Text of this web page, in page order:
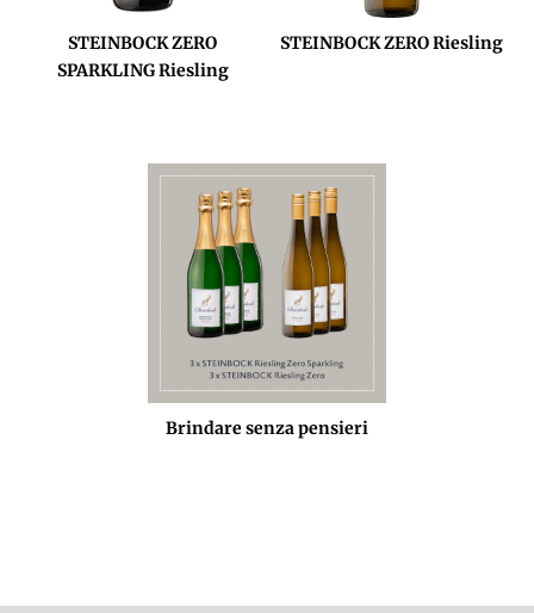
STEINBOCK ZERO
SPARKLING Riesling
STEINBOCK ZERO Riesling
Brindare senza pensieri